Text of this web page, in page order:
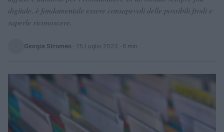
digitale, è fondamentale essere consapevoli delle possibili frodi e
saperle riconoscere.
Giorgia Stromeo · 25 Luglio 2023 · 6 min